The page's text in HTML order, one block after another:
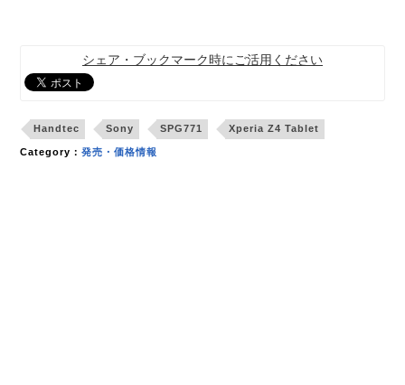
シェア・ブックマーク時にご活用ください
Handtec Sony SPG771 Xperia Z4 Tablet
Category：発売・価格情報